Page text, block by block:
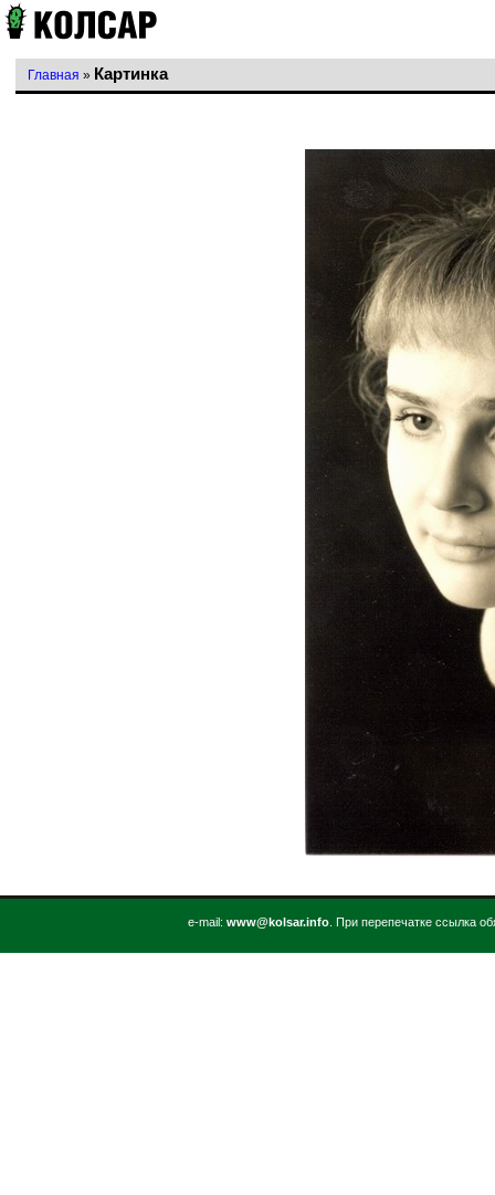
Главная » Картинка
е-mail: www@kolsar.info . При перепечатке ссылка